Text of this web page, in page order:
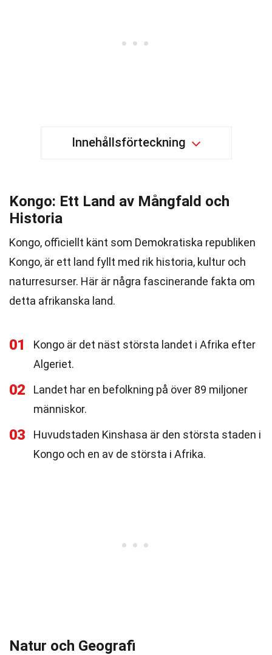
Innehållsförteckning
Kongo: Ett Land av Mångfald och
Historia
Kongo, officiellt känt som Demokratiska republiken
Kongo, är ett land fyllt med rik historia, kultur och
naturresurser. Här är några fascinerande fakta om
detta afrikanska land.
01
Kongo är det näst största landet i Afrika efter
Algeriet.
02
Landet har en befolkning på över 89 miljoner
människor.
03
Huvudstaden Kinshasa är den största staden i
Kongo och en av de största i Afrika.
Natur och Geografi